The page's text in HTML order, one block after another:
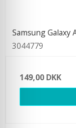
Samsung Galaxy
3044779
149,00 DKK